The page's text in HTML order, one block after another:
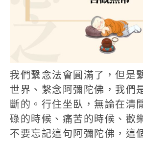
我們繫念法會圓滿了，但是
世界、繫念阿彌陀佛，我們
斷的。行住坐臥，無論在清
碌的時候、痛苦的時候、歡
不要忘記這句阿彌陀佛，這